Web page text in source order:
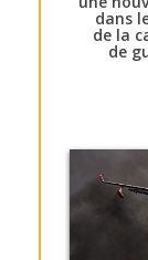
dans
de la
de